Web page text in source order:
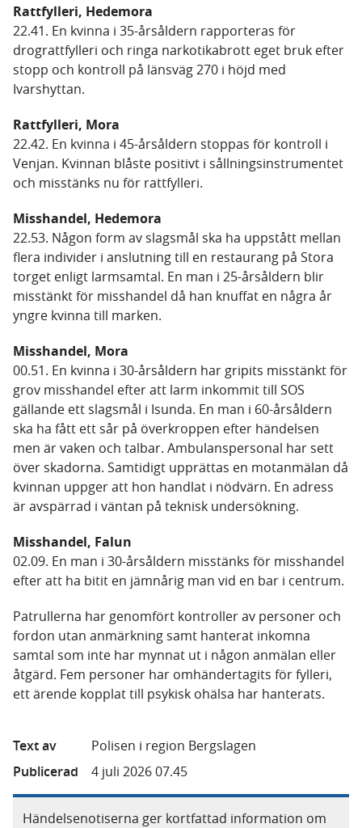
Rattfylleri, Hedemora
22.41. En kvinna i 35-årsåldern rapporteras för
drograttfylleri och ringa narkotikabrott eget bruk efter
stopp och kontroll på länsväg 270 i höjd med
Ivarshyttan.
Rattfylleri, Mora
22.42. En kvinna i 45-årsåldern stoppas för kontroll i
Venjan. Kvinnan blåste positivt i sållningsinstrumentet
och misstänks nu för rattfylleri.
Misshandel, Hedemora
22.53. Någon form av slagsmål ska ha uppstått mellan
flera individer i anslutning till en restaurang på Stora
torget enligt larmsamtal. En man i 25-årsåldern blir
misstänkt för misshandel då han knuffat en några år
yngre kvinna till marken.
Misshandel, Mora
00.51. En kvinna i 30-årsåldern har gripits misstänkt för
grov misshandel efter att larm inkommit till SOS
gällande ett slagsmål i Isunda. En man i 60-årsåldern
ska ha fått ett sår på överkroppen efter händelsen
men är vaken och talbar. Ambulanspersonal har sett
över skadorna. Samtidigt upprättas en motanmälan då
kvinnan uppger att hon handlat i nödvärn. En adress
är avspärrad i väntan på teknisk undersökning.
Misshandel, Falun
02.09. En man i 30-årsåldern misstänks för misshandel
efter att ha bitit en jämnårig man vid en bar i centrum.
Patrullerna har genomfört kontroller av personer och
fordon utan anmärkning samt hanterat inkomna
samtal som inte har mynnat ut i någon anmälan eller
åtgärd. Fem personer har omhändertagits för fylleri,
ett ärende kopplat till psykisk ohälsa har hanterats.
Text av
Polisen i region Bergslagen
Publicerad
4 juli 2026 07.45
Händelsenotiserna ger kortfattad information om